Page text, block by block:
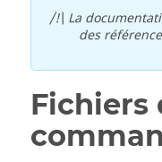
/!\ La
des
Fichiers